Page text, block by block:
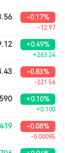
-0.17%
-12.97
+0.49%
+263.24
-0.83%
-221.56
+0.10%
+0.100
-0.08%
-0.00095